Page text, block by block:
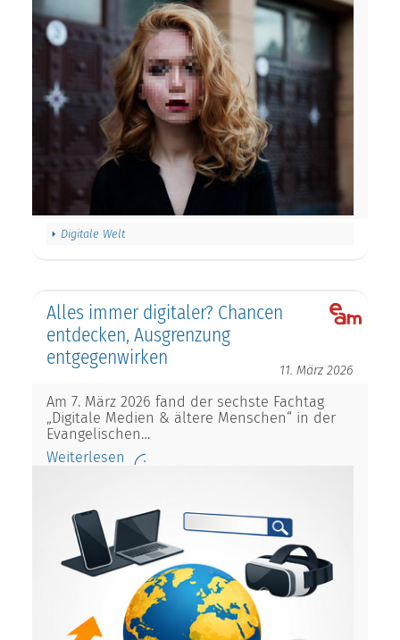
Digitale Welt
Alles immer digitaler? Chancen
entdecken, Ausgrenzung
entgegenwirken
11. März 2026
Am 7. März 2026 fand der sechste Fachtag
„Digitale Medien & ältere Menschen“ in der
Evangelischen…
Weiterlesen